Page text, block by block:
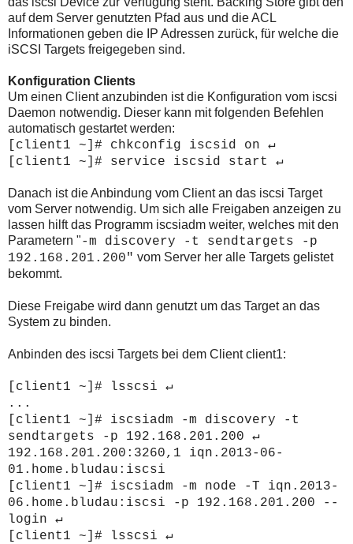
auf dem Server genutzten Pfad aus und die ACL
Informationen geben die IP Adressen zurück, für welche die
iSCSI Targets freigegeben sind.
Konfiguration Clients
Um einen Client anzubinden ist die Konfiguration vom iscsi
Daemon notwendig. Dieser kann mit folgenden Befehlen
automatisch gestartet werden:
[client1 ~]# chkconfig iscsid on
↵
[client1 ~]# service iscsid start
↵
Danach ist die Anbindung vom Client an das iscsi Target
vom Server notwendig. Um sich alle Freigaben anzeigen zu
lassen hilft das Programm iscsiadm weiter, welches mit den
Parametern "-m discovery -t sendtargets -p
192.168.201.200" vom Server her alle Targets gelistet
bekommt.
Diese Freigabe wird dann genutzt um das Target an das
System zu binden.
Anbinden des iscsi Targets bei dem Client client1:
[client1 ~]#
lsscsi ↵
...
[client1 ~]# iscsiadm -m discovery -t
sendtargets -p 192.168.201.200 ↵
192.168.201.200:3260,1 iqn.2013-06-
01.home.bludau:iscsi
[client1 ~]#
iscsiadm -m node -T iqn.2013-
06.home.bludau:iscsi -p 192.168.201.200 --
login ↵
[client1 ~]#
lsscsi ↵